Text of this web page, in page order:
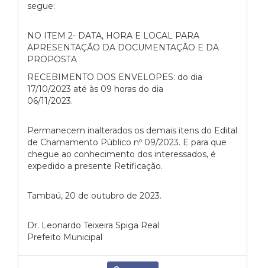
segue:
NO ITEM 2- DATA, HORA E LOCAL PARA
APRESENTAÇÃO DA DOCUMENTAÇÃO E DA
PROPOSTA
RECEBIMENTO DOS ENVELOPES: do dia
17/10/2023 até às 09 horas do dia
06/11/2023.
Permanecem inalterados os demais itens do Edital
de Chamamento Público nº 09/2023. E para que
chegue ao conhecimento dos interessados, é
expedido a presente Retificação.
Tambaú, 20 de outubro de 2023.
Dr. Leonardo Teixeira Spiga Real
Prefeito Municipal